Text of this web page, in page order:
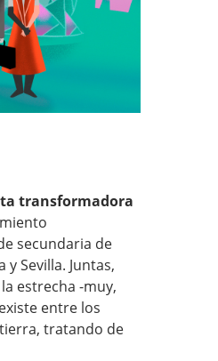
transformadora
secundaria de
Sevilla. Juntas,
estrecha -muy,
entre los
tratando de